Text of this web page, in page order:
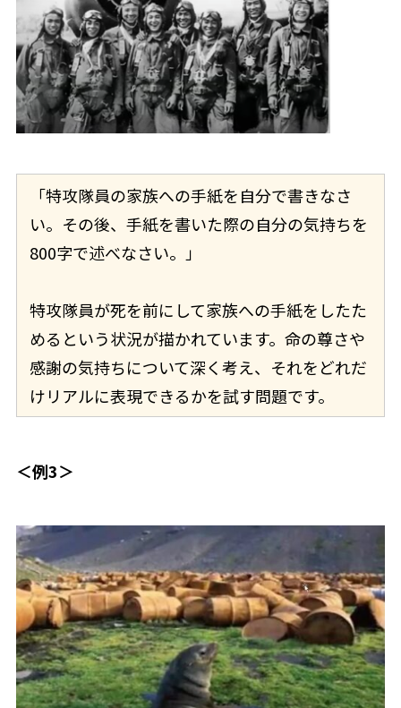
「特攻隊員の家族への手紙を自分で書きなさ
い。その後、手紙を書いた際の自分の気持ちを
800字で述べなさい。」
特攻隊員が死を前にして家族への手紙をしたた
めるという状況が描かれています。命の尊さや
感謝の気持ちについて深く考え、それをどれだ
けリアルに表現できるかを試す問題です。
＜例3＞